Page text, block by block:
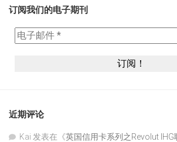
订阅我们的电子期刊
近期评论
Kai 发表在《英国信用卡系列之Revolut IHG